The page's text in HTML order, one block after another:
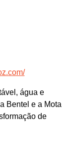
água e
Bentel e a Mota
de